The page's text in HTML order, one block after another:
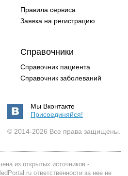
Правила сервиса
Заявка на регистрацию
Справочники
Справочник пациента
Справочник заболеваний
Мы Вконтакте
Присоединяйся!
© 2014-2026 Все права защищены.
из открытых источников -
ответственности за нее не